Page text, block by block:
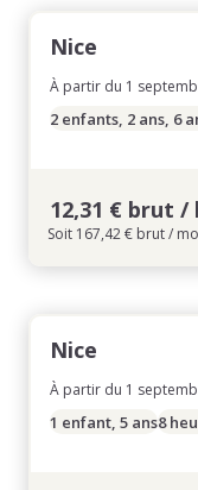
Nice
À partir du 1
2 enfants, 2 ans, 6
12,31 € brut /
Soit 167,42 € brut /
Nice
À partir du 1
1 enfant, 5 ans8